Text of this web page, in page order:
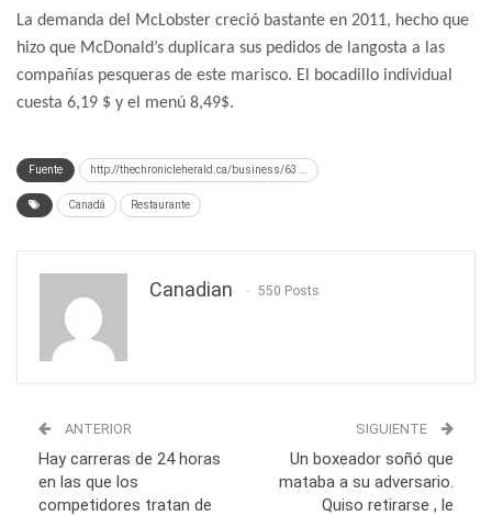
La demanda del McLobster creció bastante en 2011, hecho que
hizo que McDonald’s duplicara sus pedidos de langosta a las
compañías pesqueras de este marisco. El bocadillo individual
cuesta 6,19 $ y el menú 8,49$.
Fuente http://thechronicleherald.ca/business/63...
Canadá Restaurante
Canadian 550 Posts
ANTERIOR
Hay carreras de 24 horas
en las que los
competidores tratan de
SIGUIENTE
Un boxeador soñó que
mataba a su adversario.
Quiso retirarse , le